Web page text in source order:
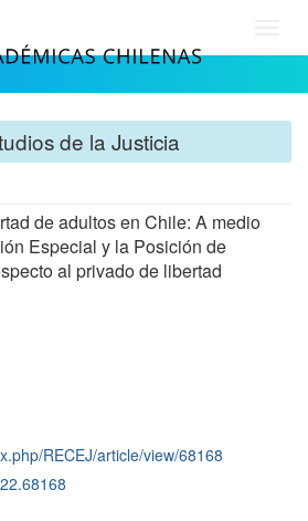
de la Justicia
de adultos en Chile: A medio
Especial y la Posición de
al privado de libertad
RECEJ/article/view/68168